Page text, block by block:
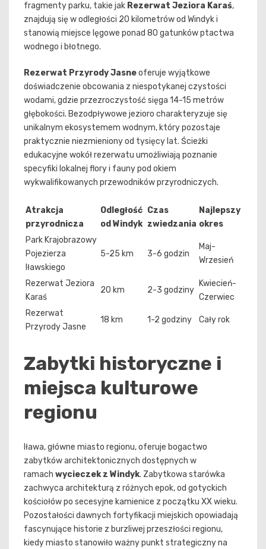
fragmenty parku, takie jak Rezerwat Jeziora Karaś,
znajdują się w odległości 20 kilometrów od Windyk i
stanowią miejsce lęgowe ponad 80 gatunków ptactwa
wodnego i błotnego.
Rezerwat Przyrody Jasneoferuje wyjątkowe
doświadczenie obcowania z niespotykanej czystości
wodami, gdzie przezroczystość sięga 14-15 metrów
głębokości. Bezodpływowe jezioro charakteryzuje się
unikalnym ekosystemem wodnym, który pozostaje
praktycznie niezmieniony od tysięcy lat. Ścieżki
edukacyjne wokół rezerwatu umożliwiają poznanie
specyfiki lokalnej flory i fauny pod okiem
wykwalifikowanych przewodników przyrodniczych.
Atrakcja
przyrodnicza
Odległość
od Windyk
Czas
zwiedzania
Najlepszy
okres
Park Krajobrazowy
Pojezierza
Iławskiego
5-25 km 3-6 godzin
Maj-
Wrzesień
Rezerwat Jeziora
Karaś
20 km 2-3 godziny
Kwiecień-
Czerwiec
Rezerwat
Przyrody Jasne
18 km 1-2 godziny Cały rok
Zabytki historyczne i
miejsca kulturowe
regionu
Iława, główne miasto regionu, oferuje bogactwo
zabytków architektonicznych dostępnych w
ramach wycieczek z Windyk. Zabytkowa starówka
zachwyca architekturą z różnych epok, od gotyckich
kościołów po secesyjne kamienice z początku XX wieku.
Pozostałości dawnych fortyfikacji miejskich opowiadają
fascynujące historie z burzliwej przeszłości regionu,
kiedy miasto stanowiło ważny punkt strategiczny na